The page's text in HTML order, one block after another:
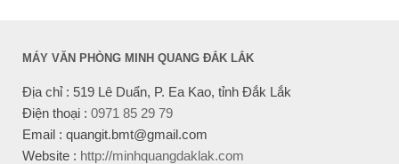
MÁY VĂN PHÒNG MINH QUANG ĐẮK LẮK
Địa chỉ : 519 Lê Duẩn, P. Ea Kao, tỉnh Đắk Lắk
Điện thoại : 0971 85 29 79
Email : quangit.bmt@gmail.com
Website : http://minhquangdaklak.com